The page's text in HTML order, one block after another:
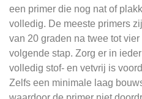
een primer die nog nat of
volledig. De meeste primers
van 20 graden na twee tot
volgende stap. Zorg er in
volledig stof- en vetvrij is
Zelfs een minimale laag